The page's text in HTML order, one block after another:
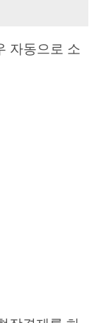
자동으로 소